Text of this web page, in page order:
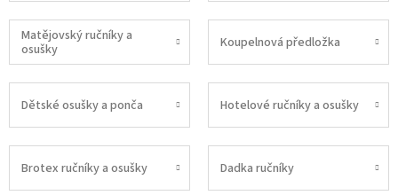
Matějovský ručníky a
osušky
Koupelnová předložka
Dětské osušky a ponča Hotelové ručníky a osušky
Brotex ručníky a osušky Dadka ručníky